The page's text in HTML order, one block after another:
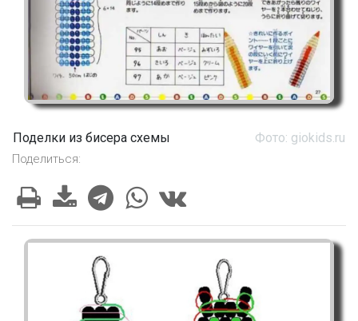
Поделки из бисера схемы Фото: giokids.ru
Поделиться: